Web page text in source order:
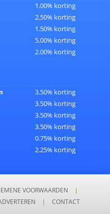
1.00% korting
2.50% korting
1.50% korting
5.00% korting
2.00% korting
3.50% korting
3.50% korting
3.50% korting
3.50% korting
0.75% korting
2.25% korting
VOORWAARDEN
|
| CONTACT